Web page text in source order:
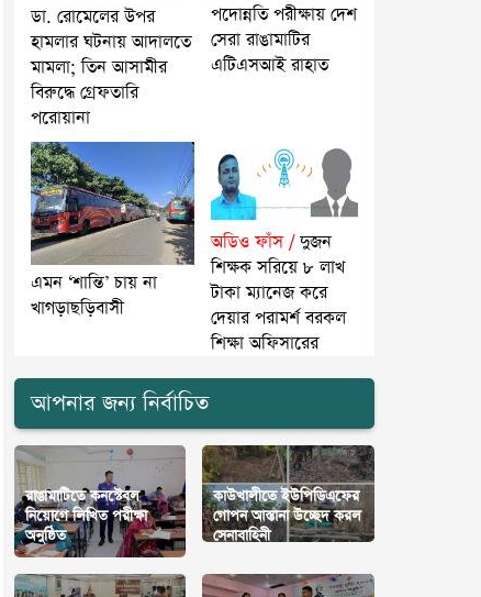
ডা. রোমেলের উপর
হামলার ঘটনায় আদালতে
মামলা; তিন আসামীর
বিরুদ্ধে গ্রেফতারি
পরোয়ানা
পদোন্নতি পরীক্ষায় দেশ
সেরা রাঙামাটির
এটিএসআই রাহাত
এমন ‘শান্তি’ চায় না
খাগড়াছড়িবাসী
অডিও ফাঁস /দুজন
শিক্ষক সরিয়ে ৮ লাখ
টাকা ম্যানেজ করে
দেয়ার পরামর্শ বরকল
শিক্ষা অফিসারের
আপনার জন্য নির্বাচিত
রাঙামাটিতে কনস্টেবল
নিয়োগে লিখিত পরীক্ষা
অনুষ্ঠিত
কাউখালীতে ইউপিডিএফের
গোপন আস্তানা উচ্ছেদ করল
সেনাবাহিনী